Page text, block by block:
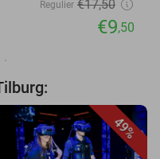
Regulier €17,50
€9,50
49%